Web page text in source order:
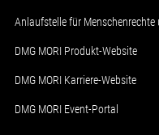
Anlaufstelle für Menschenrechte
DMG MORI Produkt-Website
DMG MORI Karriere-Website
DMG MORI Event-Portal